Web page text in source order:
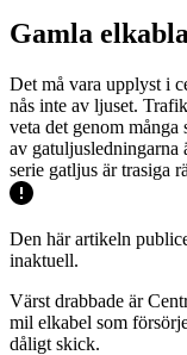
Gamla
Det må vara upplyst i
nås inte av ljuset.
veta det genom många
av gatuljusledningarna
serie gatljus är trasiga
Den här artikeln
inaktuell.
Värst drabbade är
mil elkabel som
dåligt skick.